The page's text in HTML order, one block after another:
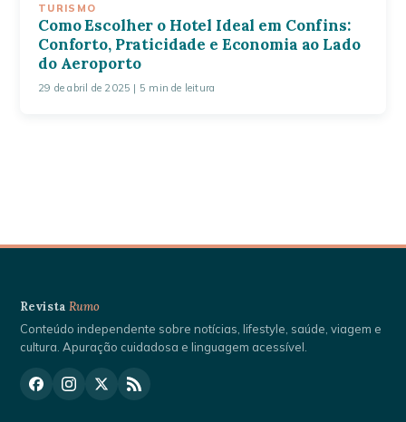
TURISMO
Como Escolher o Hotel Ideal em Confins:
Conforto, Praticidade e Economia ao Lado
do Aeroporto
29 de abril de 2025 | 5 min de leitura
RevistaRumo
Conteúdo independente sobre notícias, lifestyle, saúde, viagem e
cultura. Apuração cuidadosa e linguagem acessível.